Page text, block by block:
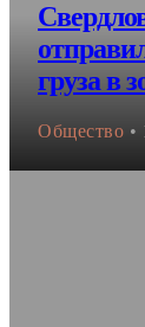
груза в
Общество •